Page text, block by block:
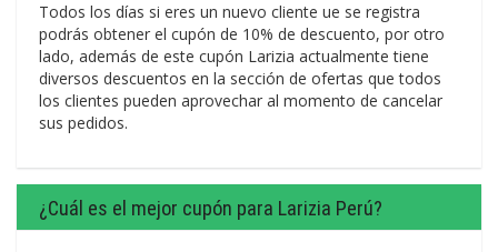
Todos los días si eres un nuevo cliente ue se registra
podrás obtener el cupón de 10% de descuento, por otro
lado, además de este cupón Larizia actualmente tiene
diversos descuentos en la sección de ofertas que todos
los clientes pueden aprovechar al momento de cancelar
sus pedidos.
¿Cuál es el mejor cupón para Larizia Perú?